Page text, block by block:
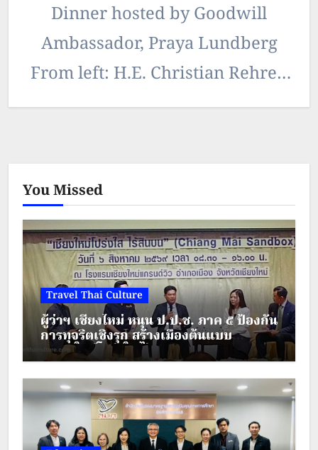
Dinner hosted by Goodwill
Ambassador, Praya Lundberg
From left: H.E. Christian Rehren
Bargetto, Ambassador of Chile;
You Missed
Travel Thai Culture
ผู้ว่าฯ เชียงใหม่ หนุน ป.ป.ช. ภาค ๕ ป้องกัน
การทุจริตเชิงรุก สร้างเมืองต้นแบบ
“เชียงใหม่โปร่งใส ไร้สินบน”